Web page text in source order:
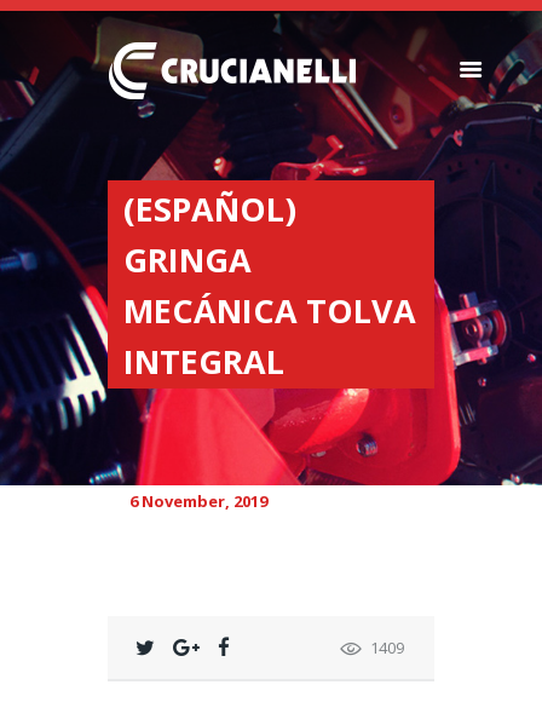
(ESPAÑOL)
GRINGA
MECÁNICA TOLVA
INTEGRAL
SEEDERS
FERTILIZER
SPREADERS
ABOUT US
DEALERSHIPS
NEWS
COMPANY
CONTACT
6 November, 2019
1409